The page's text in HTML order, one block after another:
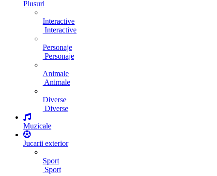
Plusuri
Interactive
Interactive
Personaje
Personaje
Animale
Animale
Diverse
Diverse
Muzicale
Jucarii exterior
Sport
Sport